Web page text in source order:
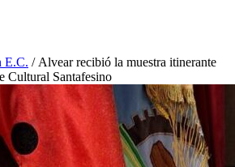
E.C. / Alvear recibió la muestra itinerante
Cultural Santafesino